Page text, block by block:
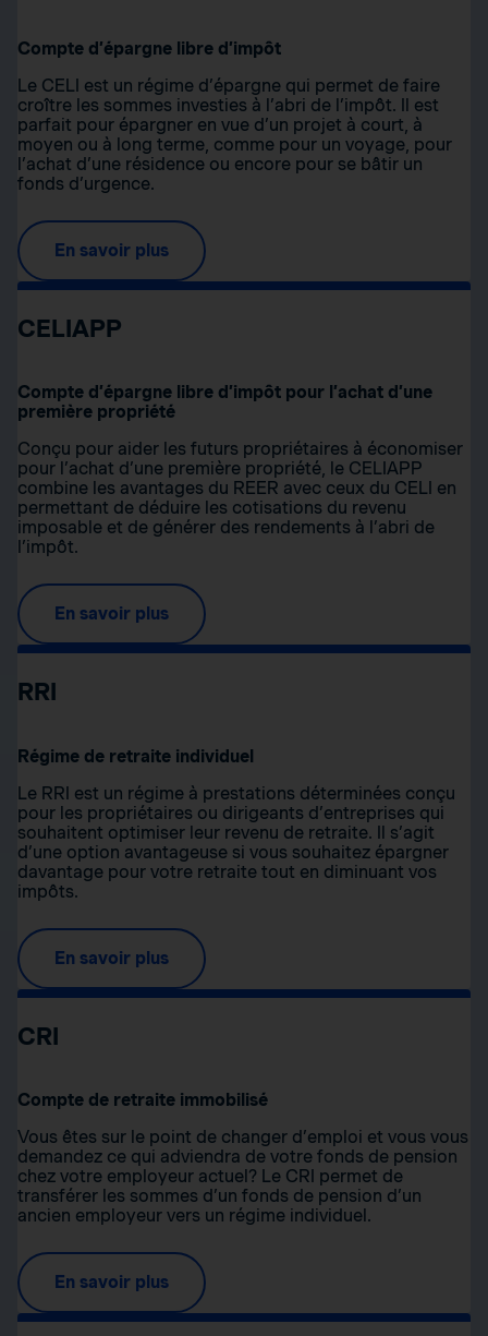
Compte d’épargne libre d’impôt
Le CELI est un régime d’épargne qui permet de faire
croître les sommes investies à l’abri de l’impôt. Il est
parfait pour épargner en vue d’un projet à court, à
moyen ou à long terme, comme pour un voyage, pour
l’achat d’une résidence ou encore pour se bâtir un
fonds d’urgence.
En savoir plus
CELIAPP
Compte d’épargne libre d’impôt pour l’achat d’une
première propriété
Conçu pour aider les futurs propriétaires à économiser
pour l’achat d’une première propriété, le CELIAPP
combine les avantages du REER avec ceux du CELI en
permettant de déduire les cotisations du revenu
imposable et de générer des rendements à l’abri de
l’impôt.
En savoir plus
RRI
Régime de retraite individuel
Le RRI est un régime à prestations déterminées conçu
pour les propriétaires ou dirigeants d’entreprises qui
souhaitent optimiser leur revenu de retraite. Il s’agit
d’une option avantageuse si vous souhaitez épargner
davantage pour votre retraite tout en diminuant vos
impôts.
En savoir plus
CRI
Compte de retraite immobilisé
Vous êtes sur le point de changer d’emploi et vous vous
demandez ce qui adviendra de votre fonds de pension
chez votre employeur actuel? Le CRI permet de
transférer les sommes d’un fonds de pension d’un
ancien employeur vers un régime individuel.
En savoir plus